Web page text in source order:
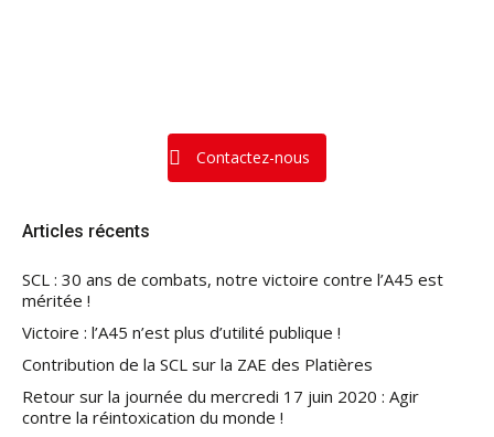
Contactez-nous
Articles récents
SCL : 30 ans de combats, notre victoire contre l’A45 est
méritée !
Victoire : l’A45 n’est plus d’utilité publique !
Contribution de la SCL sur la ZAE des Platières
Retour sur la journée du mercredi 17 juin 2020 : Agir
contre la réintoxication du monde !